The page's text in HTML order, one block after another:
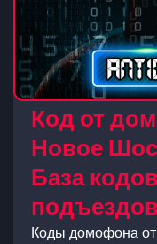
Код от
Новое
База
Коды домофона